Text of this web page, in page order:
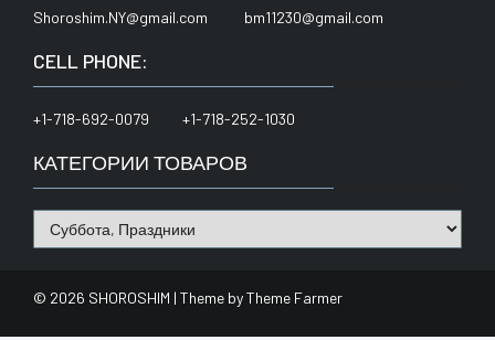
Shoroshim.NY@gmail.com bm11230@gmail.com
CELL PHONE:
+1-718-692-0079 +1-718-252-1030
КАТЕГОРИИ ТОВАРОВ
© 2026 SHOROSHIM | Theme byTheme Farmer